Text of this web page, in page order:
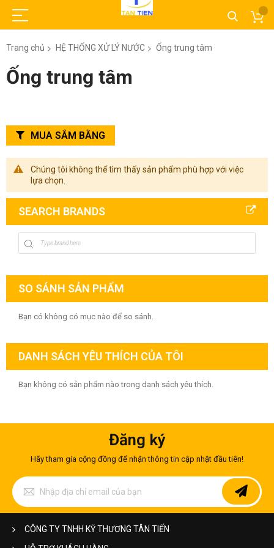
Trang chủ HỆ THỐNG XỬ LÝ NƯỚC Ống trung tâm
Ống trung tâm
Chúng tôi không thể tìm thấy sản phẩm phù hợp với việc
lựa chọn.
MUA SẮM BẰNG
SEARCH BRANDS
SO SÁNH SẢN PHẨM
Bạn có không có mục nào để so sánh.
DANH SÁCH YÊU THÍCH CỦA TÔI
Bạn không có sản phẩm nào trong danh sách yêu thích.
Đăng ký
Hãy tham gia cộng đồng để nhận thông tin cập nhật đầu tiên!
Đăng
ký
để
nhận
tin
CÔNG TY TNHH KỸ THƯƠNG TÂN TIẾN